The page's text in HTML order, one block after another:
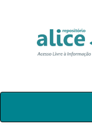
Skip